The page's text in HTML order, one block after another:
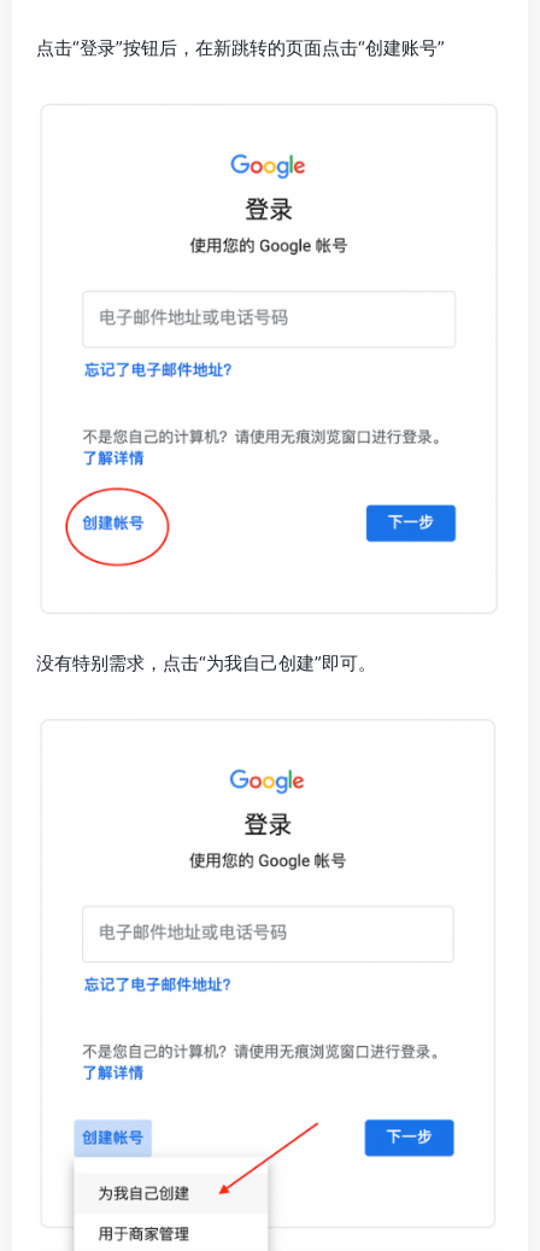
点击“登录”按钮后，在新跳转的页面点击“创建账号”
没有特别需求，点击“为我自己创建”即可。